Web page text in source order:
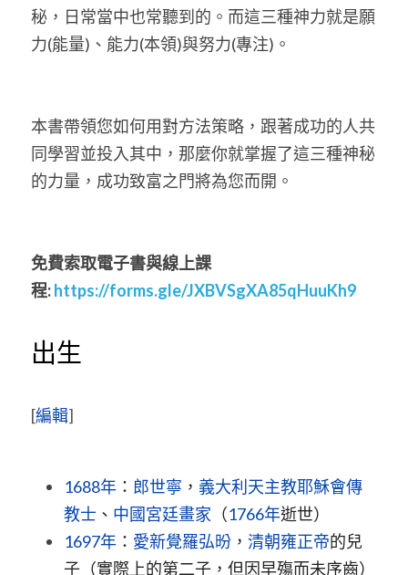
秘，日常當中也常聽到的。而這三種神力就是願
力(能量)、能力(本領)與努力(專注)。
本書帶領您如何用對方法策略，跟著成功的人共
同學習並投入其中，那麼你就掌握了這三種神秘
的力量，成功致富之門將為您而開。
免費索取電子書與線上課
程:https://forms.gle/JXBVSgXA85qHuuKh9
出生
[編輯]
1688年 ： 郎世寧 ， 義大利 天主教耶穌會傳
教士 、 中國宮廷畫家 （1766年逝世）
1697年 ： 愛新覺羅弘昐 ， 清朝雍正帝的兒
子（實際上的第二子，但因早殤而未序齒）